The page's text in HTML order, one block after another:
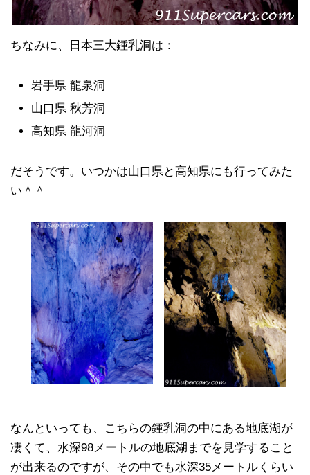
ちなみに、日本三大鍾乳洞は：
岩手県 龍泉洞
山口県 秋芳洞
高知県 龍河洞
だそうです。いつかは山口県と高知県にも行ってみた
い＾＾
なんといっても、こちらの鍾乳洞の中にある地底湖が
凄くて、水深98メートルの地底湖までを見学すること
が出来るのですが、その中でも水深35メートルくらい